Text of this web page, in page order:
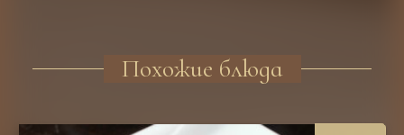
Похожие блюда